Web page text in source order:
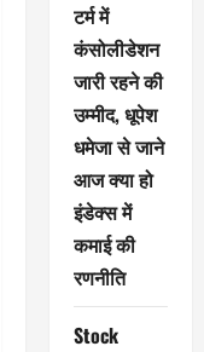
टर्म में
कंसोलीडेशन
जारी रहने की
उम्मीद, धूपेश
धमेजा से जाने
आज क्या हो
इंडेक्स में
कमाई की
रणनीति
Stock